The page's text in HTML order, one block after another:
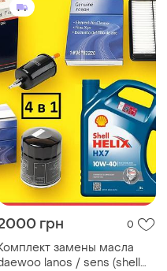
грн 0
замены масла
lanos / sens (shell